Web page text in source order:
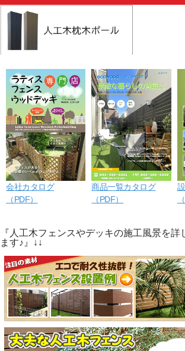
会社カタログ
（PDF）
商品一覧カタログ
（PDF）
『人工木フェンスやデッキの施工風景を詳
ます♪』↓↓